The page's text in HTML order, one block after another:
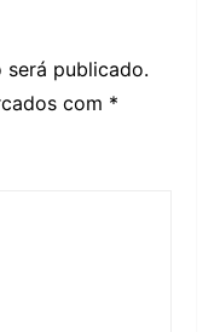
será publicado.
com *